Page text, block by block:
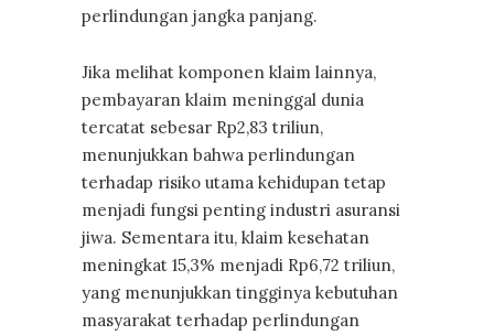
perlindungan jangka panjang.
Jika melihat komponen klaim lainnya,
pembayaran klaim meninggal dunia
tercatat sebesar Rp2,83 triliun,
menunjukkan bahwa perlindungan
terhadap risiko utama kehidupan tetap
menjadi fungsi penting industri asuransi
jiwa. Sementara itu, klaim kesehatan
meningkat 15,3% menjadi Rp6,72 triliun,
yang menunjukkan tingginya kebutuhan
masyarakat terhadap perlindungan